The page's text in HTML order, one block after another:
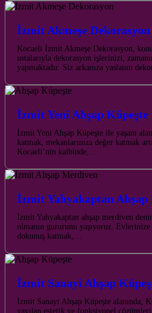
İzmit Akmeşe Dekorasyon
Kocaeli İzmit Akmeşe Dekorasyon,
ustalarıyla dekorasyon işlerinizi,
yapmaktadır. Siz arkanıza yaslanın
İzmit Yeni Ahşap Küpeşte
İzmit Yeni Ahşap Küpeşte ile yaşam
katmak, mekanlarınıza değer katmak
Kocaeli’nin kalbinde,…
İzmit Yahyakaptan
İzmit Yahyakaptan ahşap merdiven
olmanın gururunu yaşıyoruz.
dokunuş katmak,…
İzmit Sanayi Ahşap
İzmit Sanayi Ahşap Küpeşte alanında,
yayılan estetik ve fonksiyonel